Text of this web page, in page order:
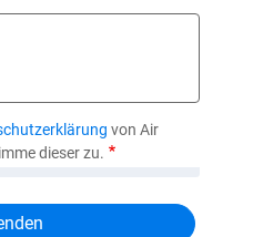
von Air
dieser zu.